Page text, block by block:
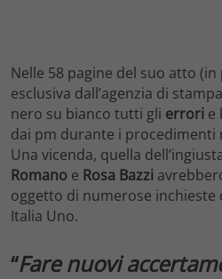
Nelle 58 pagine del suo atto
esclusiva dall’agenzia di stampa
nero su bianco tutti gli errori e
dai pm durante i procedimenti
Una vicenda, quella
Romano e Rosa Bazzi
oggetto di numerose inchieste
Italia Uno.
“Fare nuovi